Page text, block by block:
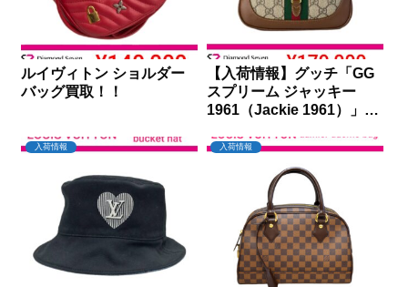
ルイヴィトン ショルダー
バッグ買取！！
【入荷情報】グッチ「GG
スプリーム ジャッキー
1961（Jackie 1961）」を
ンドセブン
入荷情報 入荷情報